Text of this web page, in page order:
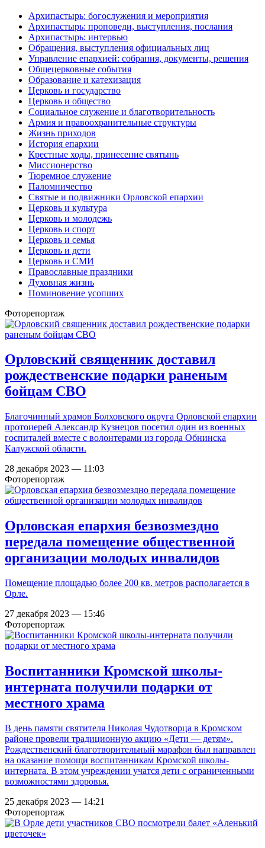
Архипастырь: богослужения и мероприятия
Архипастырь: проповеди, выступления, послания
Архипастырь: интервью
Обращения, выступления официальных лиц
Управление епархией: собрания, документы, решения
Общецерковные события
Образование и катехизация
Церковь и государство
Церковь и общество
Социальное служение и благотворительность
Армия и правоохранительные структуры
Жизнь приходов
История епархии
Крестные ходы, принесение святынь
Миссионерство
Тюремное служение
Паломничество
Святые и подвижники Орловской епархии
Церковь и культура
Церковь и молодежь
Церковь и спорт
Церковь и семья
Церковь и дети
Церковь и СМИ
Православные праздники
Духовная жизнь
Поминовение усопших
Фоторепортаж
Орловский священник доставил
рождественские подарки раненым
бойцам СВО
Благочинный храмов Болховского округа Орловской епархии
протоиерей Александр Кузнецов посетил один из военных
госпиталей вместе с волонтерами из города Обнинска
Калужской области.
28 декабря 2023 — 11:03
Фоторепортаж
Орловская епархия безвозмездно
передала помещение общественной
организации молодых инвалидов
Помещение площадью более 200 кв. метров располагается в
Орле.
27 декабря 2023 — 15:46
Фоторепортаж
Воспитанники Кромской школы-
интерната получили подарки от
местного храма
В день памяти святителя Николая Чудотворца в Кромском
районе провели традиционную акцию «Дети — детям».
Рождественский благотворительный марафон был направлен
на оказание помощи воспитанникам Кромской школы-
интерната. В этом учреждении учатся дети с ограниченными
возможностями здоровья.
25 декабря 2023 — 14:21
Фоторепортаж